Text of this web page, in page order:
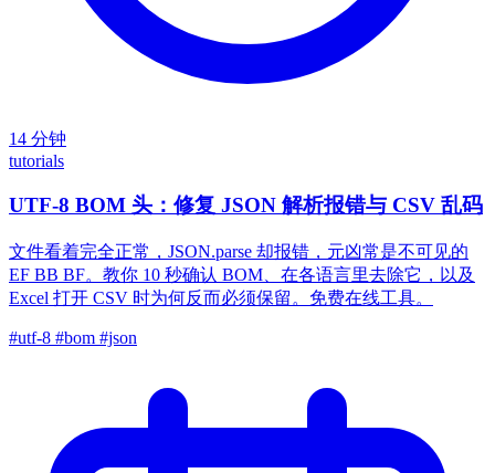
14 分钟
tutorials
UTF-8 BOM 头：修复 JSON 解析报错与 CSV 乱码
文件看着完全正常，JSON.parse 却报错，元凶常是不可见的
EF BB BF。教你 10 秒确认 BOM、在各语言里去除它，以及
Excel 打开 CSV 时为何反而必须保留。免费在线工具。
#utf-8 #bom #json